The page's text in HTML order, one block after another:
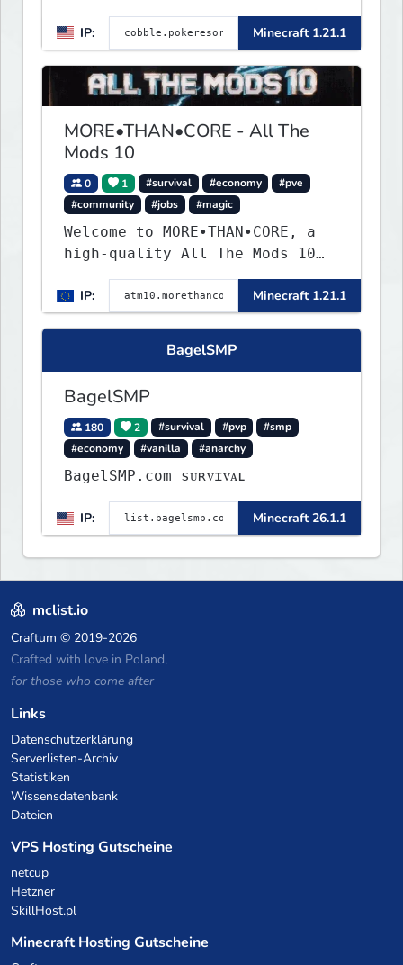
TripAdvisor[❤
IP:
Minecraft 1.21.1
MORE•THAN•CORE - All The
Mods 10
0 1 #survival #economy
#pve
#community
#jobs #magic
Welcome to MORE•THAN•CORE, a
high-quality All The Mods 10
Minecraft server built for
players who want a smooth,
polished, and rewarding modded
IP: Minecraft 1.21.1
BagelSMP
BagelSMP
180 2 #survival #pvp
#smp
#economy
#vanilla #anarchy
BagelSMP.com ѕᴜʀᴠɪᴠᴀʟ
IP: Minecraft 26.1.1
mclist.io
Craftum © 2019-2026
Crafted with love in Poland,
for those who come after
Links
Datenschutzerklärung
Serverlisten-Archiv
Statistiken
Wissensdatenbank
Dateien
VPS Hosting Gutscheine
netcup
Hetzner
SkillHost.pl
Minecraft Hosting Gutscheine